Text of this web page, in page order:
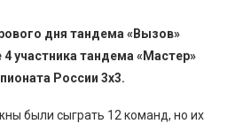
дня тандема «Вызов»
участника тандема «Мастер»
России 3х3.
были сыграть 12 команд, но их